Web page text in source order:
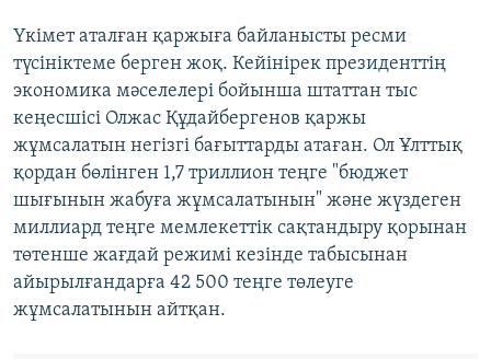
Үкімет аталған қаржыға байланысты ресми
түсініктеме берген жоқ. Кейінірек президенттің
экономика мәселелері бойынша штаттан тыс
кеңесшісі Олжас Құдайбергенов қаржы
жұмсалатын негізгі бағыттарды атаған. Ол Ұлттық
қордан бөлінген 1,7 триллион теңге "бюджет
шығынын жабуға жұмсалатынын" және жүздеген
миллиард теңге мемлекеттік сақтандыру қорынан
төтенше жағдай режимі кезінде табысынан
айырылғандарға 42 500 теңге төлеуге
жұмсалатынын айтқан.